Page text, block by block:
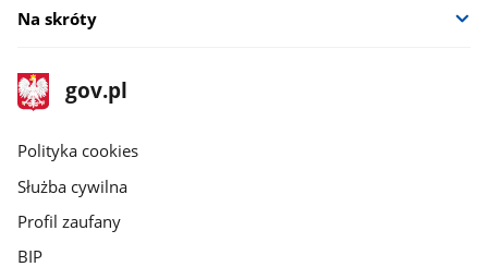
Na skróty
stopka
gov.pl
Strona
gov.pl
gov.pl
Polityka cookies
Służba cywilna
Profil zaufany
BIP